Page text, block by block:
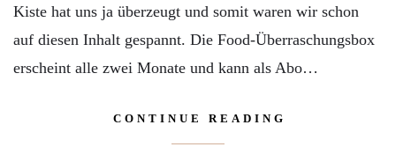
Kiste hat uns ja überzeugt und somit waren wir schon
auf diesen Inhalt gespannt. Die Food-Überraschungsbox
erscheint alle zwei Monate und kann als Abo…
CONTINUE READING